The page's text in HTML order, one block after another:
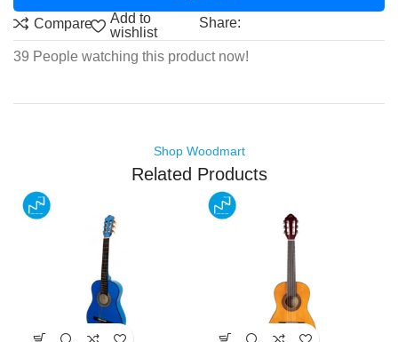
Compare
Add to
wishlist
Share:
39 People watching this product now!
Shop Woodmart
Related Products